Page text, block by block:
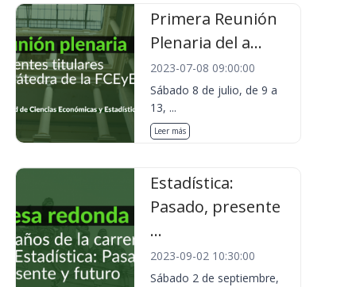
Primera Reunión
Plenaria del a...
2023-07-08 09:00:00
Sábado 8 de julio, de 9 a
13, ...
Leer más
Estadística:
Pasado, presente
...
2023-09-02 10:30:00
Sábado 2 de septiembre,